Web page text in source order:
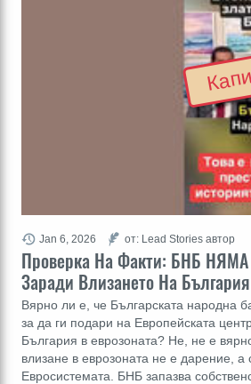
Проверка На Факти: БНБ
Заради Влизането На
Вярно ли е, че Българската народна
за да ги подари на Европейската
България в еврозоната? Не, не е
влизане в еврозоната не е дарение,
Евросистемата. БНБ запазва
Jan 6, 2026 от: Lead Stories автор